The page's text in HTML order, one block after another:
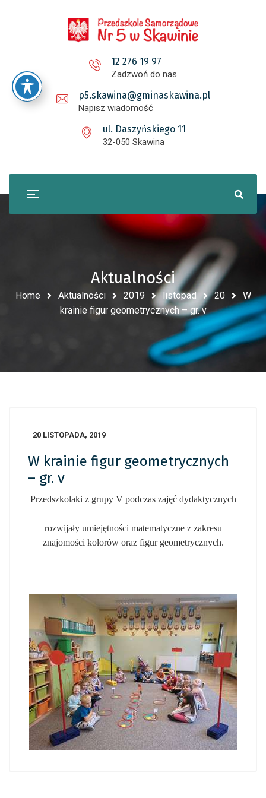
12 276 19 97
Zadzwoń do nas
p5.skawina@gminaskawina.pl
Napisz wiadomość
ul. Daszyńskiego 11
32-050 Skawina
Aktualności
Home Aktualności 2019 listopad 20
W
krainie figur geometrycznych – gr. v
20 LISTOPADA, 2019
W krainie figur geometrycznych
– gr. v
Przedszkolaki z grupy V podczas zajęć dydaktycznych
rozwijały umiejętności matematyczne z zakresu
znajomości kolorów oraz figur geometrycznych.